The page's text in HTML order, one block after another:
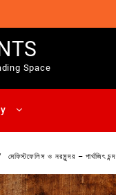
Space
মেফিস্টফেলিস ও নরসুন্দর – পার্থজিৎ চন্দ